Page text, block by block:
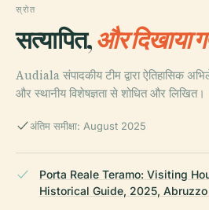
स्रोत
सत्यापित,और दिखाया
Audiala संपादकीय टीम द्वारा ऐतिहासिक
और स्थानीय विशेषज्ञता से शोधित और लिखित।
अंतिम समीक्षा: August 2025
Porta Reale Teramo: Visiting
Historical Guide, 2025,